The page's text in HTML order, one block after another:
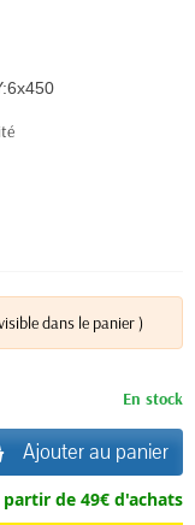
dans le panier )
En stock
Ajouter au panier
de 49€ d'achats